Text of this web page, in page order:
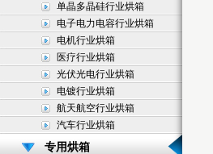
单晶多晶硅行业烘箱
电子电力电容行业烘箱
电机行业烘箱
医疗行业烘箱
光伏光电行业烘箱
电镀行业烘箱
航天航空行业烘箱
汽车行业烘箱
专用烘箱